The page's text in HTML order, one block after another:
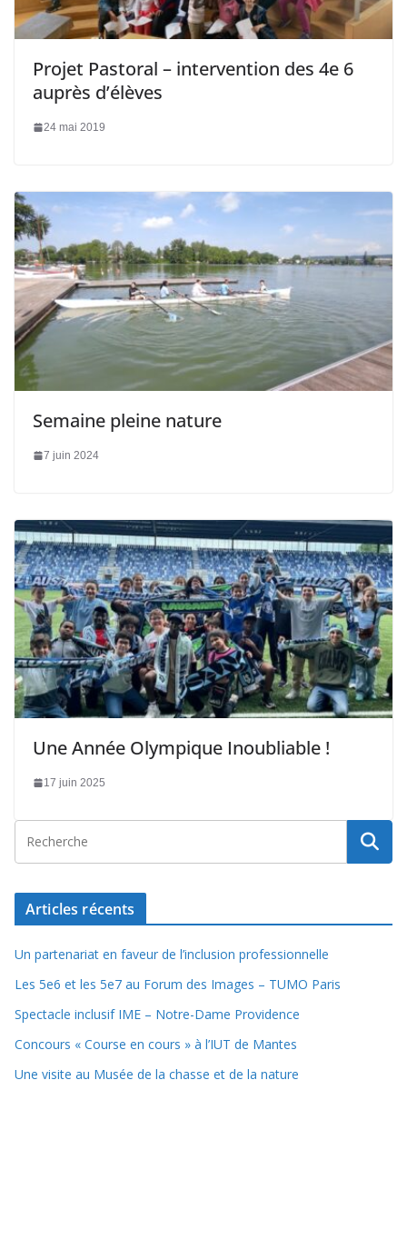
Projet Pastoral – intervention des 4e 6
auprès d’élèves
24 mai 2019
Semaine pleine nature
7 juin 2024
Une Année Olympique Inoubliable !
17 juin 2025
Articles récents
Un partenariat en faveur de l’inclusion professionnelle
Les 5e6 et les 5e7 au Forum des Images – TUMO Paris
Spectacle inclusif IME – Notre-Dame Providence
Concours « Course en cours » à l’IUT de Mantes
Une visite au Musée de la chasse et de la nature